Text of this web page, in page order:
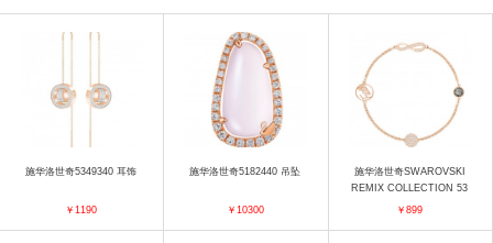
施华洛世奇5349340 耳饰
￥1190
施华洛世奇5182440 吊坠
￥10300
施华洛世奇SWAROVSKI
REMIX COLLECTION 53
65734 手镯
￥899